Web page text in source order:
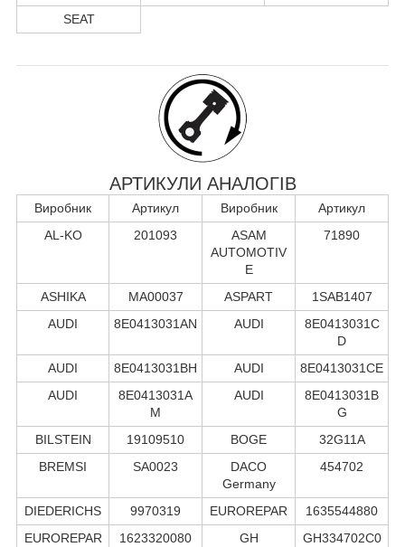
SEAT
АРТИКУЛИ АНАЛОГІВ
Виробник Артикул Виробник
Артикул
AL-KO
201093
ASAM
AUTOMOTIV
E
71890
ASHIKA MA00037 ASPART
1SAB1407
AUDI
8E0413031AN AUDI
8E0413031C
D
AUDI
8E0413031BH AUDI
8E0413031CE
AUDI
8E0413031A
M
AUDI
8E0413031B
G
BILSTEIN
19109510 BOGE
32G11A
BREMSI
SA0023
DACO
Germany
454702
DIEDERICHS 9970319 EUROREPAR
1635544880
EUROREPAR
1623320080 GH
GH334702C0